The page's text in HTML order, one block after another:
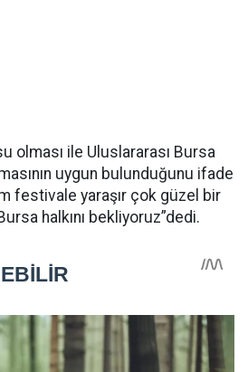
olması ile Uluslararası Bursa
uygun bulunduğunu ifade
festivale yaraşır çok güzel bir
halkını bekliyoruz”dedi.